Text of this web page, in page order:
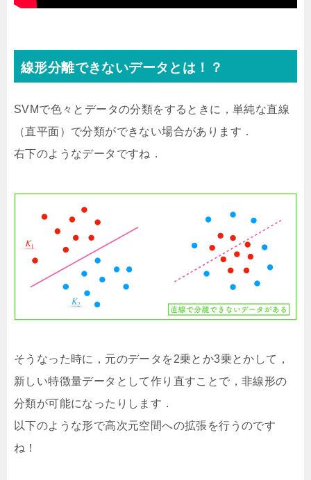
線形分離できないデータとは！？
SVMで色々とデータの分類をするときに，単純な直線
（直平面）で分類ができない場合があります．
右下のようなデータですね．
そうなった時に，元のデータを2乗とか3乗とかして，
新しい特徴量データとして作り直すことで，非線形の
分類が可能になったりします．
以下のような形で高次元空間への拡張を行うのです
ね！